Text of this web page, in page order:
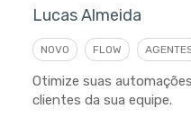
Lucas Almeida
NOVO FLOW
Otimize suas
clientes da sua equipe.